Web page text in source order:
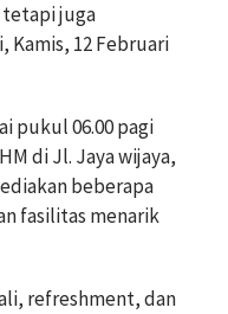
tetapi juga
Kamis, 12 Februari
pukul 06.00 pagi
di Jl. Jaya wijaya,
beberapa
fasilitas menarik
refreshment, dan